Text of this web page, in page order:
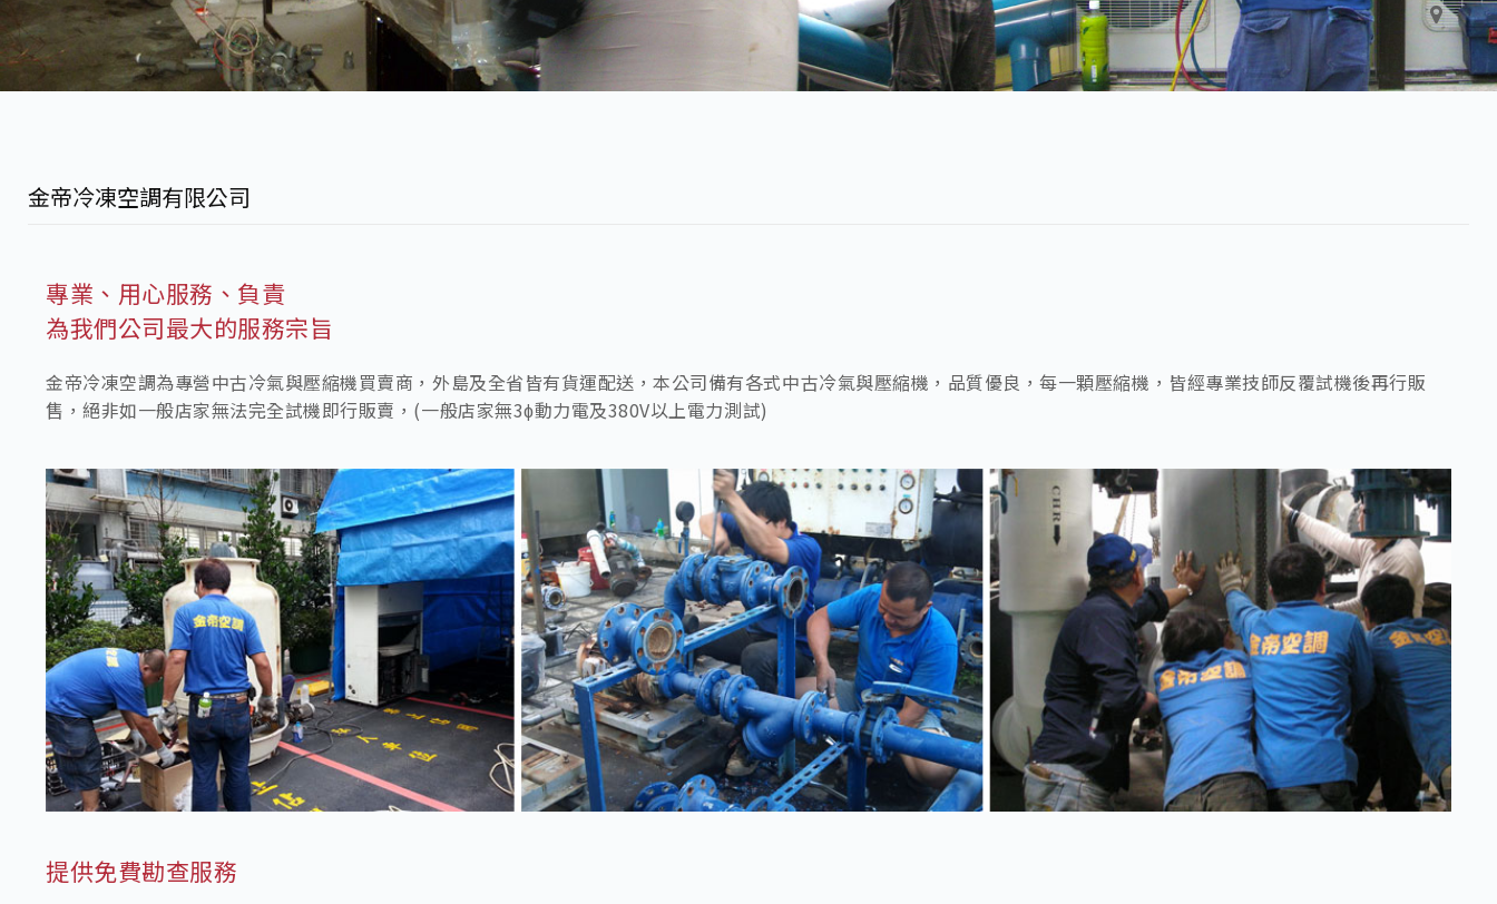
金帝冷凍空調有限公司
專業、用心服務、負責
為我們公司最大的服務宗旨
金帝冷凍空調為專營中古冷氣與壓縮機買賣商，外島及全省皆有貨運配送，本公司備有各式中古冷氣與壓縮機，品質優良，每一顆壓縮機，皆經專業技師反覆試機後再行販
售，絕非如一般店家無法完全試機即行販賣，(一般店家無3ɸ動力電及380V以上電力測試)
提供免費勘查服務